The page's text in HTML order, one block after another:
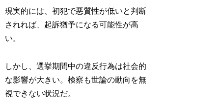
現実的には、初犯で悪質性が低いと判断
されれば、起訴猶予になる可能性が高
い。
しかし、選挙期間中の違反行為は社会的
な影響が大きい。検察も世論の動向を無
視できない状況だ。